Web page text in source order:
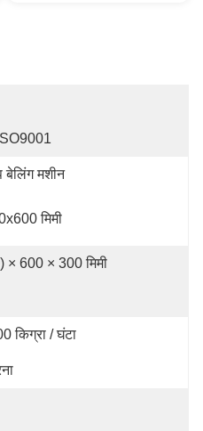
मशीन
मिमी
× 600 × 300 मिमी
किग्रा / घंटा